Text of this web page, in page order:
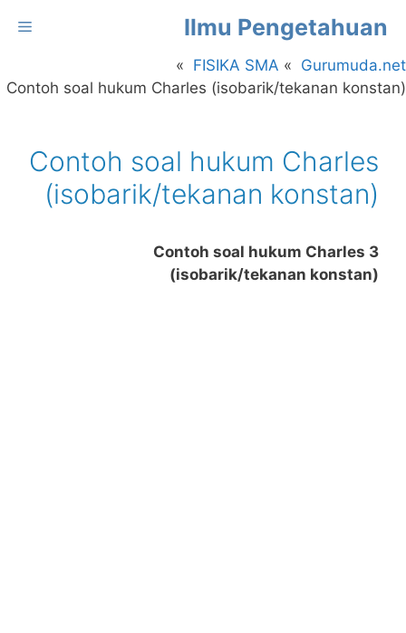
isi
Ilmu Pengetahuan
Gurumuda.net
FISIKA SMA
Contoh soal hukum Charles (isobarik/tekanan konstan)
Contoh soal hukum Charles
(isobarik/tekanan konstan)
3 Contoh soal hukum Charles
(isobarik/tekanan konstan)